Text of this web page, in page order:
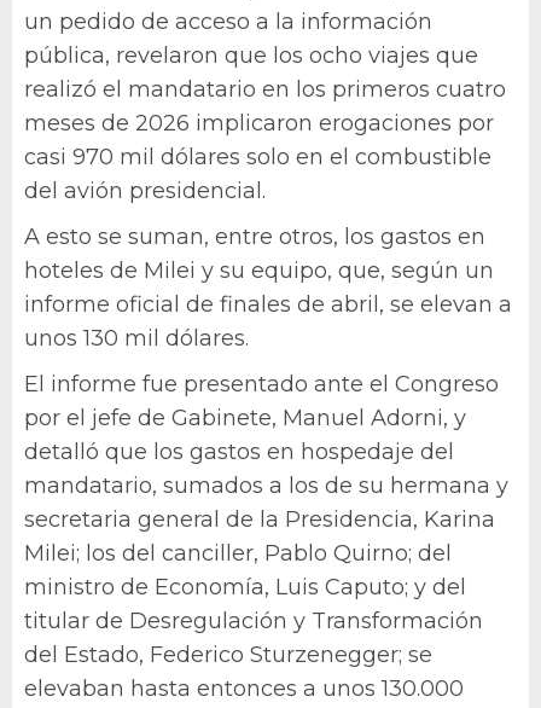
un pedido de acceso a la información
pública, revelaron que los ocho viajes que
realizó el mandatario en los primeros cuatro
meses de 2026 implicaron erogaciones por
casi 970 mil dólares solo en el combustible
del avión presidencial.
A esto se suman, entre otros, los gastos en
hoteles de Milei y su equipo, que, según un
informe oficial de finales de abril, se elevan a
unos 130 mil dólares.
El informe fue presentado ante el Congreso
por el jefe de Gabinete, Manuel Adorni, y
detalló que los gastos en hospedaje del
mandatario, sumados a los de su hermana y
secretaria general de la Presidencia, Karina
Milei; los del canciller, Pablo Quirno; del
ministro de Economía, Luis Caputo; y del
titular de Desregulación y Transformación
del Estado, Federico Sturzenegger; se
elevaban hasta entonces a unos 130.000